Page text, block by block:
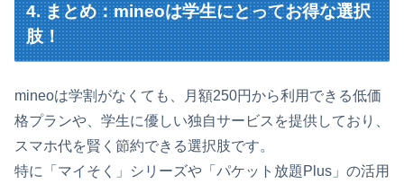
4. まとめ：mineoは学生にとってお得な選択
肢！
mineoは学割がなくても、月額250円から利用できる低価
格プランや、学生に優しい独自サービスを提供しており、
スマホ代を賢く節約できる選択肢です。
特に「マイそく」シリーズや「パケット放題Plus」の活用